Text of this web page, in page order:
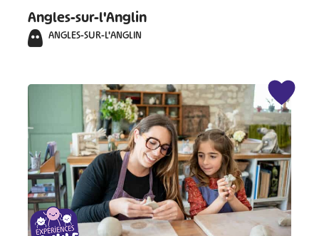
Angles-sur-l'Anglin
ANGLES-SUR-L'ANGLIN